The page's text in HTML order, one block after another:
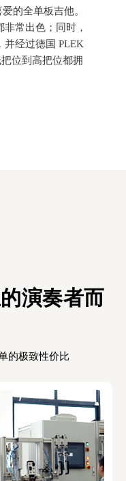
的全单板吉他。
常出色；同时，
并经过德国 PLEK
位到高把位都拥
演奏者而
的极致性价比